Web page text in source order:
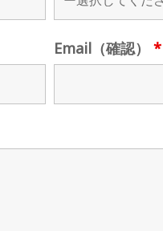
Email（確認）*